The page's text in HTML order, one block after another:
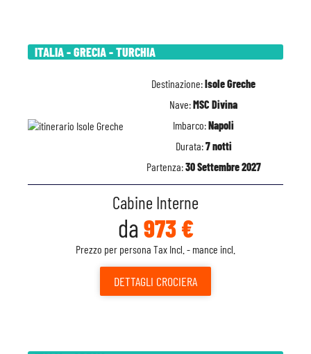
ITALIA - GRECIA - TURCHIA
Destinazione:Isole Greche
Nave:MSC Divina
Imbarco:Napoli
Durata:7 notti
Partenza:30 Settembre 2027
Cabine Interne
da 973 €
Prezzo per persona Tax Incl. - mance incl.
DETTAGLI CROCIERA